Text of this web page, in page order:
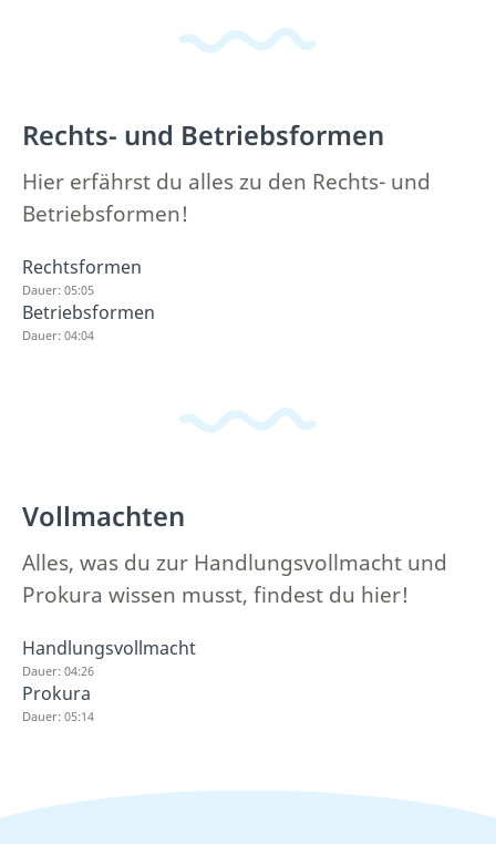
Rechts- und Betriebsformen
Hier erfährst du alles zu den Rechts- und
Betriebsformen!
Rechtsformen
Dauer: 05:05
Betriebsformen
Dauer: 04:04
Vollmachten
Alles, was du zur Handlungsvollmacht und
Prokura wissen musst, findest du hier!
Handlungsvollmacht
Dauer: 04:26
Prokura
Dauer: 05:14